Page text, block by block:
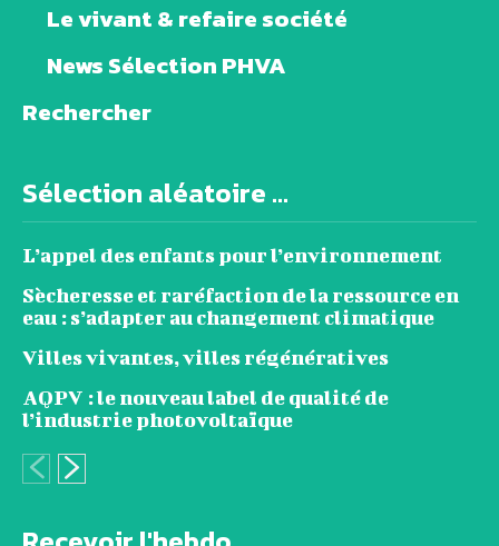
Le vivant & refaire société
News Sélection PHVA
Rechercher
Sélection aléatoire ...
L’appel des enfants pour l’environnement
Sècheresse et raréfaction de la ressource en
eau : s’adapter au changement climatique
Villes vivantes, villes régénératives
AQPV : le nouveau label de qualité de
l’industrie photovoltaïque